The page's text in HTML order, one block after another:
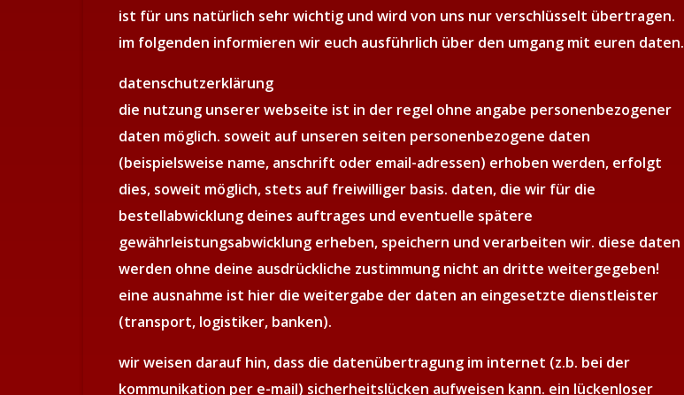
ist für uns natürlich sehr wichtig und wird von uns nur verschlüsselt übertragen.
im folgenden informieren wir euch ausführlich über den umgang mit euren daten.
datenschutzerklärung
die nutzung unserer webseite ist in der regel ohne angabe personenbezogener
daten möglich. soweit auf unseren seiten personenbezogene daten
(beispielsweise name, anschrift oder email-adressen) erhoben werden, erfolgt
dies, soweit möglich, stets auf freiwilliger basis. daten, die wir für die
bestellabwicklung deines auftrages und eventuelle spätere
gewährleistungsabwicklung erheben, speichern und verarbeiten wir. diese daten
werden ohne deine ausdrückliche zustimmung nicht an dritte weitergegeben!
eine ausnahme ist hier die weitergabe der daten an eingesetzte dienstleister
(transport, logistiker, banken).
wir weisen darauf hin, dass die datenübertragung im internet (z.b. bei der
kommunikation per e-mail) sicherheitslücken aufweisen kann. ein lückenloser